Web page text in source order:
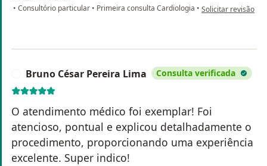
• Consultório particular • Primeira consulta Cardiologia • na opinião do
Solicitar revisão
Bruno César Pereira Lima Consulta verificada
O atendimento médico foi exemplar! Foi
atencioso, pontual e explicou detalhadamente o
procedimento, proporcionando uma experiência
excelente. Super indico!